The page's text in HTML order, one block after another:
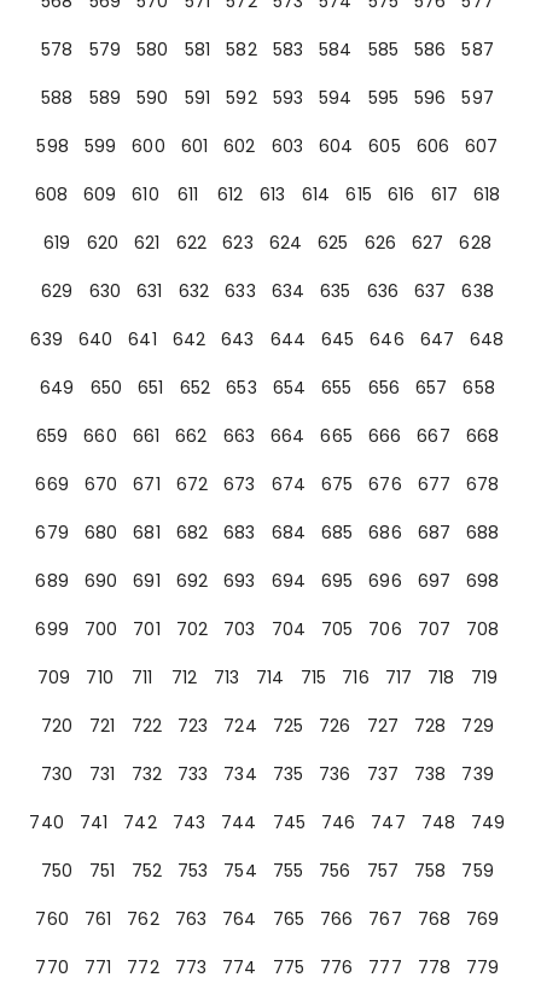
578
579 580 581 582 583 584 585 586
587
588
589 590 591 592 593 594 595 596
597
598
599 600 601 602 603 604 605 606
607
608
609 610 611 612 613 614 615 616 617
618
619
620 621 622 623 624 625 626 627
628
629
630 631 632 633 634 635 636 637
638
639
640 641 642 643 644 645 646 647
648
649
650 651 652 653 654 655 656 657
658
659
660 661 662 663 664 665 666 667
668
669
670 671 672 673 674 675 676 677
678
679
680 681 682 683 684 685 686 687
688
689
690 691 692 693 694 695 696 697
698
699
700 701 702 703 704 705 706 707
708
709
710 711 712 713 714 715 716 717 718
719
720
721 722 723 724 725 726 727 728
729
730
731 732 733 734 735 736 737 738
739
740
741 742 743 744 745 746 747 748
749
750
751 752 753 754 755 756 757 758
759
760
761 762 763 764 765 766 767 768
769
770
771 772 773 774 775 776 777 778
779